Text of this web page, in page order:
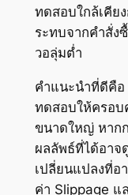
ทดสอบใกล้เคีย
ระทบจากคำสั่ง
วอลุ่มต่ำ
คำแนะนำที่ดีคือ
ทดสอบให้ครอบ
ขนาดใหญ่ หาก
ผลลัพธ์ที่ได้อาจ
เปลี่ยนแปลงที่อ
ค่า Slippage แ